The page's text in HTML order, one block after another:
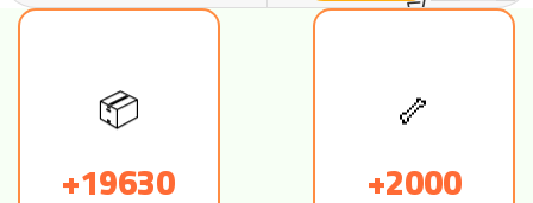
🦴
2000+
📦
19630+